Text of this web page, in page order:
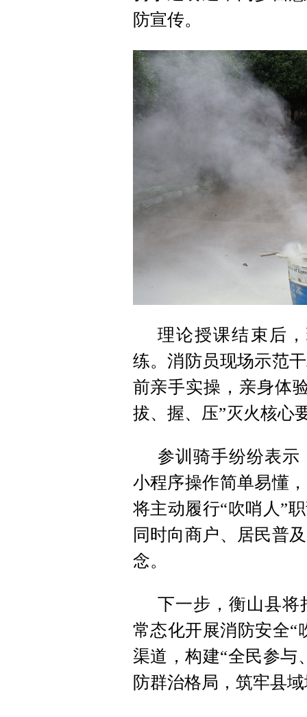
防宣传。
理论授课结束后
练。消防员现场示范
前亲手实操，亲身体
拔、握、压”灭火核心
参训骑手纷纷表示
小程序操作简单易懂
将主动履行“吹哨人”
同时向商户、居民普
念。
下一步，衡山县将
常态化开展消防安全“
渠道，构建“全民参与
防群治格局，筑牢县